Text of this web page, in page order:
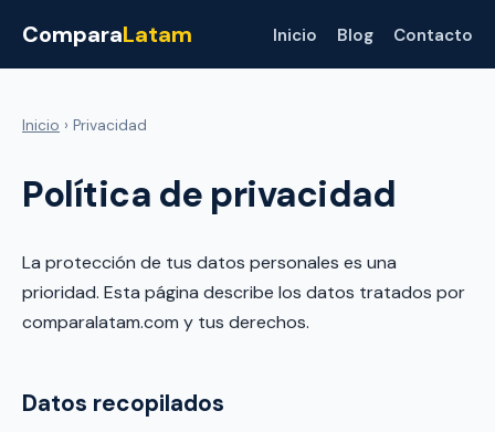
ComparaLatam Inicio Blog Contacto
Inicio › Privacidad
Política de privacidad
La protección de tus datos personales es una
prioridad. Esta página describe los datos tratados por
comparalatam.com y tus derechos.
Datos recopilados